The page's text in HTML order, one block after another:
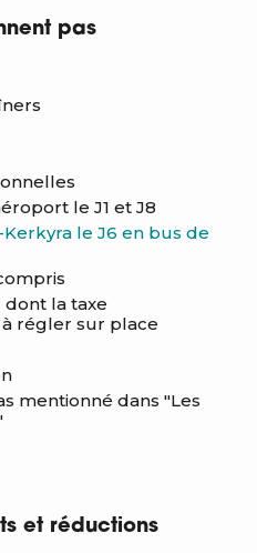
pas
le J1 et J8
le J6 en bus de
dont la taxe
régler sur place
mentionné dans "Les
et réductions